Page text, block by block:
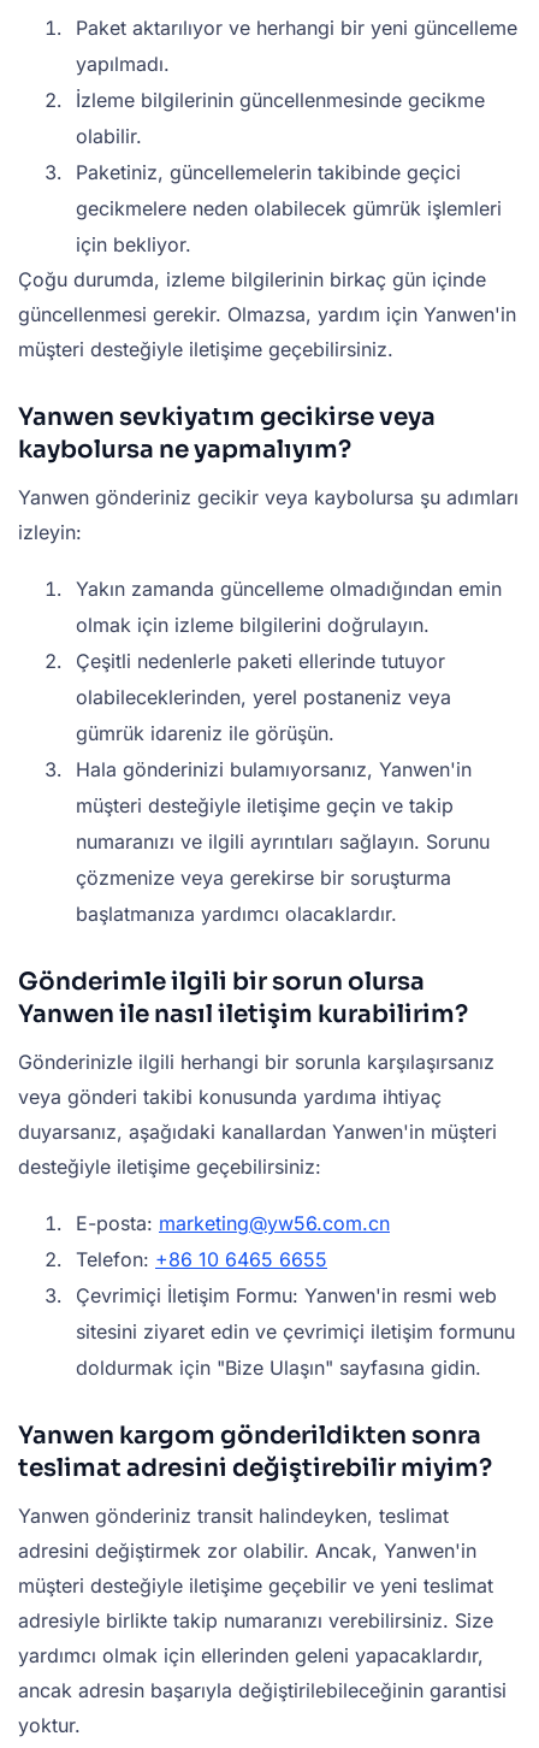
Paket aktarılıyor ve herhangi bir yeni güncelleme
yapılmadı.
İzleme bilgilerinin güncellenmesinde gecikme
olabilir.
Paketiniz, güncellemelerin takibinde geçici
gecikmelere neden olabilecek gümrük işlemleri
için bekliyor.
Çoğu durumda, izleme bilgilerinin birkaç gün içinde
güncellenmesi gerekir. Olmazsa, yardım için Yanwen'in
müşteri desteğiyle iletişime geçebilirsiniz.
Yanwen sevkiyatım gecikirse veya
kaybolursa ne yapmalıyım?
Yanwen gönderiniz gecikir veya kaybolursa şu adımları
izleyin:
Yakın zamanda güncelleme olmadığından emin
olmak için izleme bilgilerini doğrulayın.
Çeşitli nedenlerle paketi ellerinde tutuyor
olabileceklerinden, yerel postaneniz veya
gümrük idareniz ile görüşün.
Hala gönderinizi bulamıyorsanız, Yanwen'in
müşteri desteğiyle iletişime geçin ve takip
numaranızı ve ilgili ayrıntıları sağlayın. Sorunu
çözmenize veya gerekirse bir soruşturma
başlatmanıza yardımcı olacaklardır.
Gönderimle ilgili bir sorun olursa
Yanwen ile nasıl iletişim kurabilirim?
Gönderinizle ilgili herhangi bir sorunla karşılaşırsanız
veya gönderi takibi konusunda yardıma ihtiyaç
duyarsanız, aşağıdaki kanallardan Yanwen'in müşteri
desteğiyle iletişime geçebilirsiniz:
E-posta: marketing@yw56.com.cn
Telefon: +86 10 6465 6655
Çevrimiçi İletişim Formu: Yanwen'in resmi web
sitesini ziyaret edin ve çevrimiçi iletişim formunu
doldurmak için "Bize Ulaşın" sayfasına gidin.
Yanwen kargom gönderildikten sonra
teslimat adresini değiştirebilir miyim?
Yanwen gönderiniz transit halindeyken, teslimat
adresini değiştirmek zor olabilir. Ancak, Yanwen'in
müşteri desteğiyle iletişime geçebilir ve yeni teslimat
adresiyle birlikte takip numaranızı verebilirsiniz. Size
yardımcı olmak için ellerinden geleni yapacaklardır,
ancak adresin başarıyla değiştirilebileceğinin garantisi
yoktur.